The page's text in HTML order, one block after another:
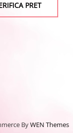
PRET
ByWEN Themes